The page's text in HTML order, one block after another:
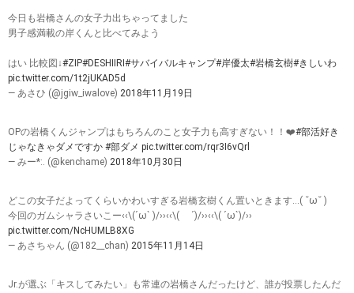
今日も岩橋さんの女子力出ちゃってました
男子感満載の岸くんと比べてみよう
はい 比較図↓#ZIP#DESHIIRI #サバイバルキャンプ#岸優太#岩橋玄樹#きしいわ
pic.twitter.com/1t2jUKAD5d
— あさひ (@jgiw_iwalove) 2018年11月19日
OPの岩橋くんジャンプはもちろんのこと女子力も高すぎない！！❤️#部活好き
じゃなきゃダメですか #部ダメ pic.twitter.com/rqr3I6vQrl
— みー*:. (@kenchame) 2018年10月30日
どこの女子だよってくらいかわいすぎる岩橋玄樹くん置いときます…( ˘ω˘ )
今回のガムシャラさいこー‹‹\(´ω` )/››‹‹\( ´)/››‹‹\( ´ω`)/››
pic.twitter.com/NcHUMLB8XG
— あさちゃん (@182__chan) 2015年11月14日
Jr.が選ぶ「キスしてみたい」も常連の岩橋さんだったけど、誰が投票したんだ